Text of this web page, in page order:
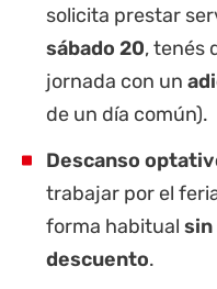
solicita prestar
sábado 20, tenés
jornada con un
de un día común).
Descanso
trabajar por el
forma habitual sin
descuento.